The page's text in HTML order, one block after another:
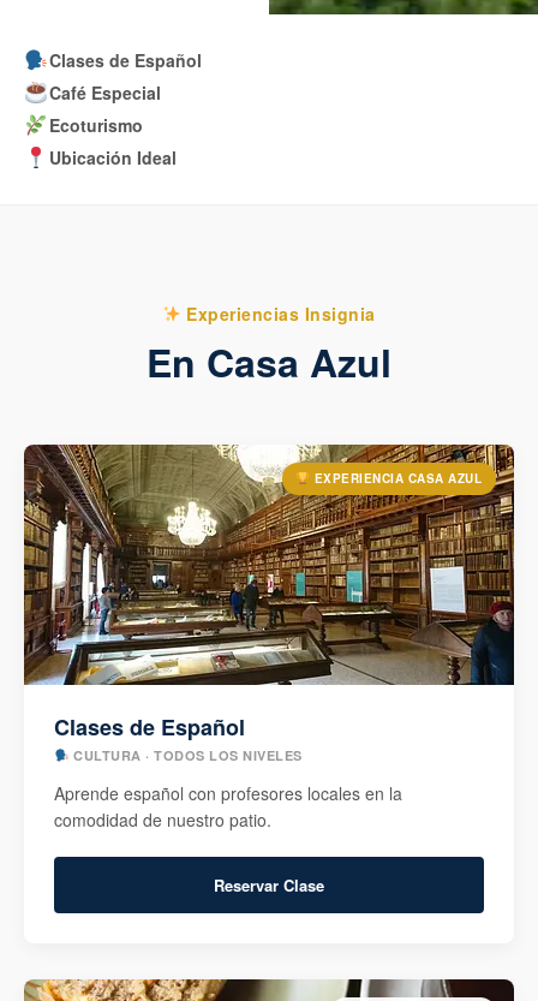
Clases de Español
Café Especial
Ecoturismo
Ubicación Ideal
Experiencias Insignia
En Casa Azul
EXPERIENCIA CASA AZUL
Clases de Español
CULTURA · TODOS LOS NIVELES
Aprende español con profesores locales en la
comodidad de nuestro patio.
Reservar Clase